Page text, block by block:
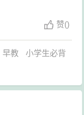
赞()
早教
小学生必背